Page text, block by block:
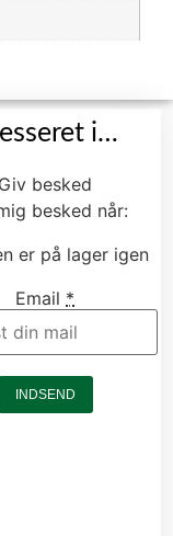
i…
Giv besked
besked når:
er på lager igen
Email *
INDSEND